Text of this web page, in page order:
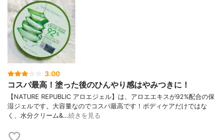
3.00
コスパ最高！塗った後のひんやり感はやみつきに！
【NATURE REPUBLIC アロエジェル】は、アロエエキスが92%配合の保
湿ジェルです。大容量なのでコスパ最高です！ボディケアだけではな
く、水分クリーム&…続きを見る